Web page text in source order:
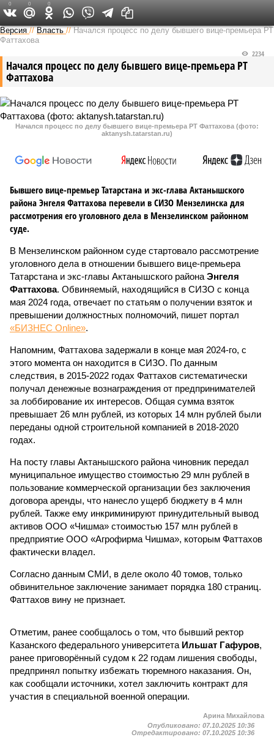
Версия в Татарстане
Версия //Власть //Начался процесс по делу бывшего вице-премьера РТ
Фаттахова
Начался процесс по делу бывшего вице-премьера РТ
Фаттахова
2234
Начался процесс по делу бывшего вице-премьера РТ Фаттахова (фото:
aktanysh.tatarstan.ru)
Бывшего вице-премьер Татарстана и экс-глава Актанышского
района Энгеля Фаттахова перевели в СИЗО Мензелинска для
рассмотрения его уголовного дела в Мензелинском районном
суде.
В Мензелинском районном суде стартовало рассмотрение
уголовного дела в отношении бывшего вице-премьера
Татарстана и экс-главы Актанышского района Энгеля
Фаттахова. Обвиняемый, находящийся в СИЗО с конца
мая 2024 года, отвечает по статьям о получении взяток и
превышении должностных полномочий, пишет портал
«БИЗНЕС Online».
Напомним, Фаттахова задержали в конце мая 2024-го, с
этого момента он находится в СИЗО. По данным
следствия, в 2015-2022 годах Фаттахов систематически
получал денежные вознаграждения от предпринимателей
за лоббирование их интересов. Общая сумма взяток
превышает 26 млн рублей, из которых 14 млн рублей были
переданы одной строительной компанией в 2018-2020
годах.
На посту главы Актанышского района чиновник передал
муниципальное имущество стоимостью 29 млн рублей в
пользование коммерческой организации без заключения
договора аренды, что нанесло ущерб бюджету в 4 млн
рублей. Также ему инкриминируют принудительный вывод
активов ООО «Чишма» стоимостью 157 млн рублей в
предприятие ООО «Агрофирма Чишма», которым Фаттахов
фактически владел.
Согласно данным СМИ, в деле около 40 томов, только
обвинительное заключение занимает порядка 180 страниц.
Фаттахов вину не признает.
Отметим, ранее сообщалось о том, что бывший ректор
Казанского федерального университета Ильшат Гафуров,
ранее приговорённый судом к 22 годам лишения свободы,
предпринял попытку избежать тюремного наказания. Он,
как сообщали источники, хотел заключить контракт для
участия в специальной военной операции.
0 0 0
Арина Михайлова
Опубликовано: 07.10.2025 10:36
Отредактировано: 07.10.2025 10:36